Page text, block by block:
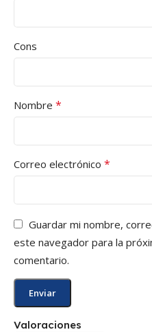
Valoraciones
Cons
Nombre *
Correo electrónico *
Guardar mi nombre,
este navegador para la
comentario.